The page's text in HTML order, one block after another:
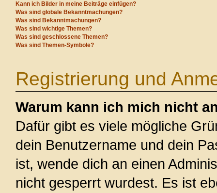
Kann ich Bilder in meine Beiträge einfügen?
Was sind globale Bekanntmachungen?
Was sind Bekanntmachungen?
Was sind wichtige Themen?
Was sind geschlossene Themen?
Was sind Themen-Symbole?
Registrierung und
Warum kann ich mich nicht
Dafür gibt es viele mögliche
dein Benutzername und dein
ist, wende dich an einen
nicht gesperrt wurdest. Es ist